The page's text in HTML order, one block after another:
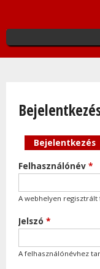
Elsődleges fülek
Bejelentkezés
Felhasználónév *
A webhelyen
Jelszó *
A felhasználónévhez